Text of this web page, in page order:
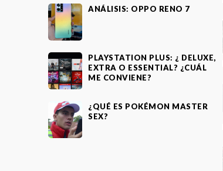
ANÁLISIS: OPPO RENO 7
PLAYSTATION PLUS: ¿ DELUXE,
EXTRA O ESSENTIAL? ¿CUÁL
ME CONVIENE?
¿QUÉ ES POKÉMON MASTER
SEX?